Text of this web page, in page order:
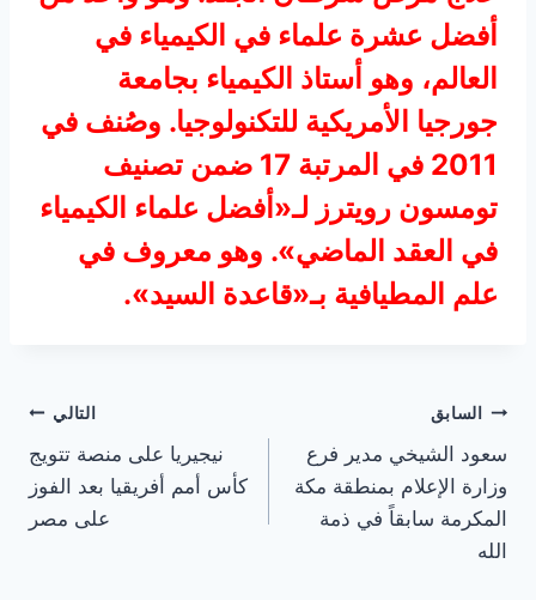
أفضل عشرة علماء في الكيمياء في
العالم، وهو أستاذ الكيمياء بجامعة
جورجيا الأمريكية للتكنولوجيا. وصُنف في
2011 في المرتبة 17 ضمن تصنيف
تومسون رويترز لـ«أفضل علماء الكيمياء
في العقد الماضي». وهو معروف في
علم المطيافية بـ«قاعدة السيد».
تصفّح
المقالات
السابق
سعود الشيخي مدير فرع
وزارة الإعلام بمنطقة مكة
المكرمة سابقاً في ذمة
الله
التالي
نيجيريا على منصة تتويج
كأس أمم أفريقيا بعد الفوز
على مصر